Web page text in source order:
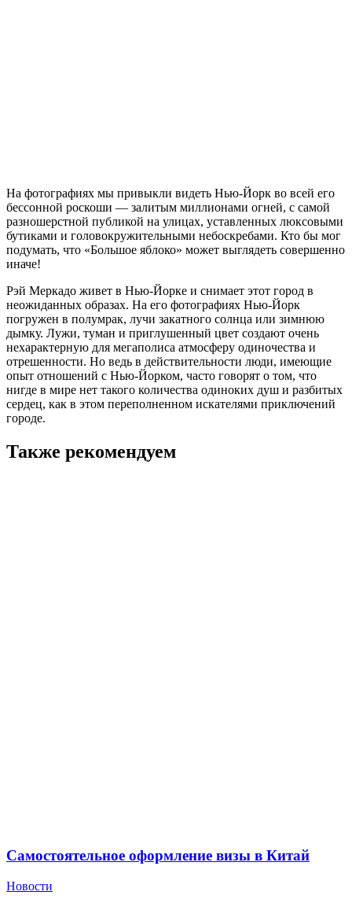
На фотографиях мы привыкли видеть Нью-Йорк во всей его
бессонной роскоши — залитым миллионами огней, с самой
разношерстной публикой на улицах, уставленных люксовыми
бутиками и головокружительными небоскребами. Кто бы мог
подумать, что «Большое яблоко» может выглядеть совершенно
иначе!
Рэй Меркадо живет в Нью-Йорке и снимает этот город в
неожиданных образах. На его фотографиях Нью-Йорк
погружен в полумрак, лучи закатного солнца или зимнюю
дымку. Лужи, туман и приглушенный цвет создают очень
нехарактерную для мегаполиса атмосферу одиночества и
отрешенности. Но ведь в действительности люди, имеющие
опыт отношений с Нью-Йорком, часто говорят о том, что
нигде в мире нет такого количества одиноких душ и разбитых
сердец, как в этом переполненном искателями приключений
городе.
Также рекомендуем
Самостоятельное оформление визы в Китай
Новости